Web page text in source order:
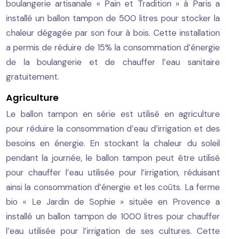
boulangerie artisanale « Pain et Tradition » à Paris a
installé un ballon tampon de 500 litres pour stocker la
chaleur dégagée par son four à bois. Cette installation
a permis de réduire de 15% la consommation d’énergie
de la boulangerie et de chauffer l’eau sanitaire
gratuitement.
Agriculture
Le ballon tampon en série est utilisé en agriculture
pour réduire la consommation d’eau d’irrigation et des
besoins en énergie. En stockant la chaleur du soleil
pendant la journée, le ballon tampon peut être utilisé
pour chauffer l’eau utilisée pour l’irrigation, réduisant
ainsi la consommation d’énergie et les coûts. La ferme
bio « Le Jardin de Sophie » située en Provence a
installé un ballon tampon de 1000 litres pour chauffer
l’eau utilisée pour l’irrigation de ses cultures. Cette